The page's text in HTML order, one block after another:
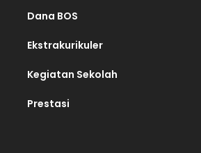
Dana BOS
Ekstrakurikuler
Kegiatan Sekolah
Prestasi